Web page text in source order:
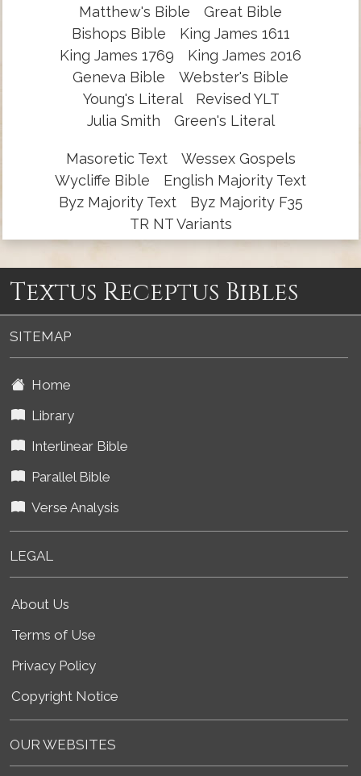
Matthew's Bible
Great Bible
Bishops Bible
King James 1611
King James 1769
King James 2016
Geneva Bible
Webster's Bible
Young's Literal
Revised YLT
Julia Smith
Green's Literal
Masoretic Text
Wessex Gospels
Wycliffe Bible
English Majority Text
Byz Majority Text
Byz Majority F35
TR NT Variants
Textus Receptus Bibles
SITEMAP
Home
Library
Interlinear Bible
Parallel Bible
Verse Analysis
LEGAL
About Us
Terms of Use
Privacy Policy
Copyright Notice
OUR WEBSITES